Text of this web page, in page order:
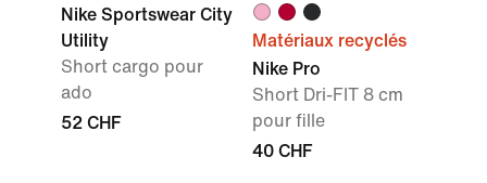
Nike Sportswear City
Utility
Short cargo pour
ado
52 CHF
Matériaux recyclés
Nike Pro
Short Dri-FIT 8 cm
pour fille
40 CHF